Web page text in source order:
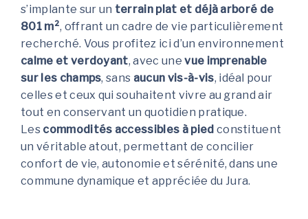
s’implante sur un terrain plat et déjà arboré de
801 m², offrant un cadre de vie particulièrement
recherché. Vous profitez ici d’un environnement
calme et verdoyant, avec unevue imprenable
sur les champs, sans aucun vis-à-vis, idéal pour
celles et ceux qui souhaitent vivre au grand air
tout en conservant un quotidien pratique.
Les commodités accessibles à pied constituent
un véritable atout, permettant de concilier
confort de vie, autonomie et sérénité, dans une
commune dynamique et appréciée du Jura.